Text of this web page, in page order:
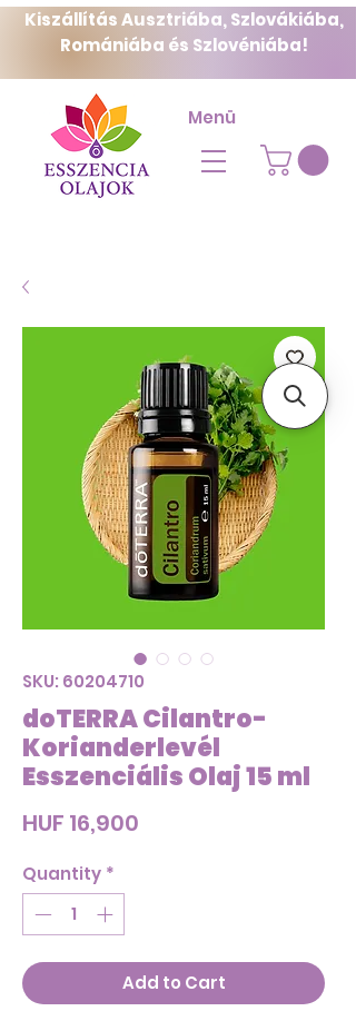
Kiszállítás Ausztriába, Szlovákiába,
Romániába és Szlovéniába!
Menü
SKU: 60204710
doTERRA Cilantro-
Korianderlevél
Esszenciális Olaj 15 ml
HUF 16,900
Quantity *
Add to Cart